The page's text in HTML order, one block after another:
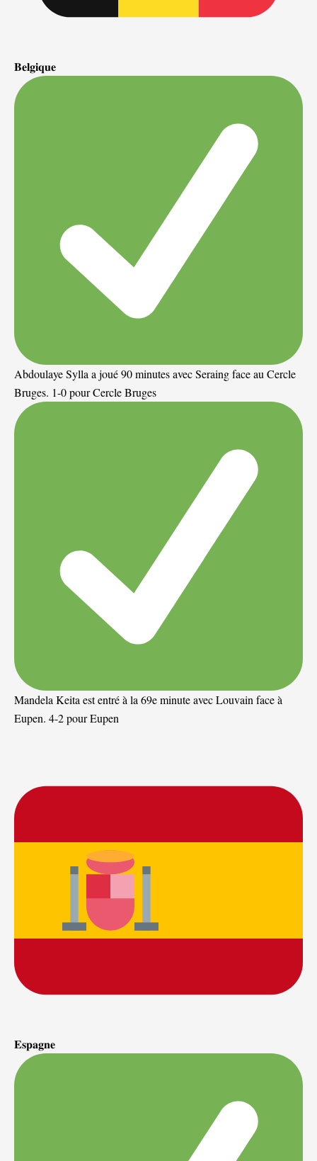
𝐁𝐞𝐥𝐠𝐢𝐪𝐮𝐞
Abdoulaye Sylla a joué 90 minutes avec Seraing face au Cercle
Bruges. 1-0 pour Cercle Bruges
Mandela Keita est entré à la 69e minute avec Louvain face à
Eupen. 4-2 pour Eupen
𝐄𝐬𝐩𝐚𝐠𝐧𝐞